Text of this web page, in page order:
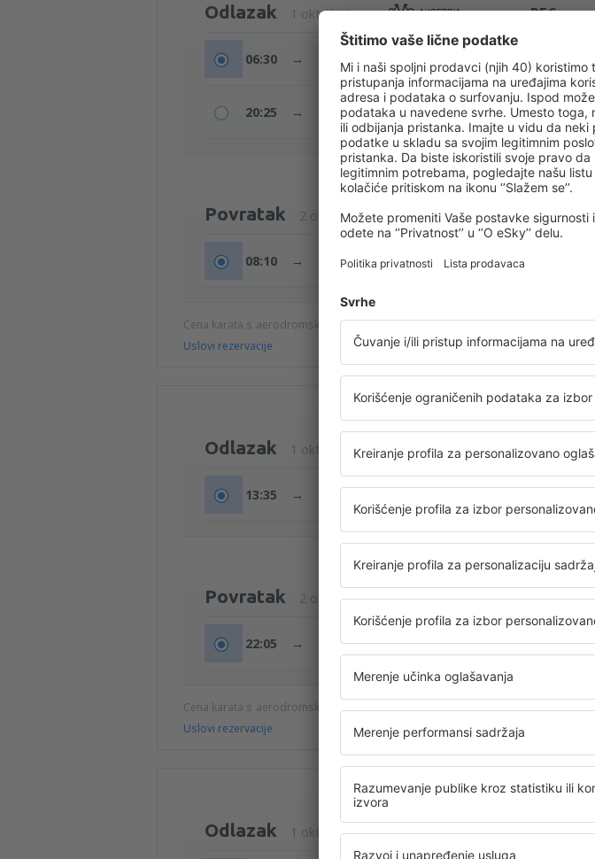
Odlazak 1 okt (čet) BEG
06:30 → 07:25 Ukupno vreme putovanja: 55min
20:25 → 21:30 Ukupno vreme putovanja: 1h 5min
Povratak 2 okt (pet) TGD
08:10 → 09:00 Ukupno vreme putovanja:
Cena karata s aerodromskim taksama (bez servisne naknade24EURpo putniku)
Uslovi rezervacije
Odlazak 1 okt (čet) BEG
13:35 → 14:30
Povratak 2 okt (pet) TGD
22:05 → 23:10 Ukupno vreme putovanja: 1h 5min
Cena karata s aerodromskim taksama (bez servisne naknade25EURpo putniku)
Uslovi rezervacije
Odlazak 1 okt (čet) BEG